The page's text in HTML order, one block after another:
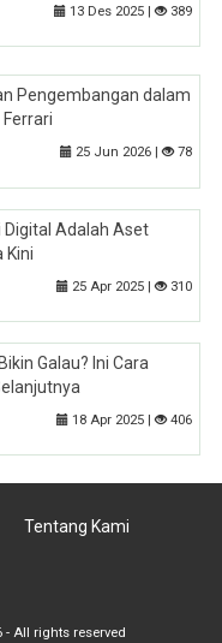
13 Des 2025 | 389
Pengembangan dalam
25 Jun 2026 | 78
Digital Adalah Aset
Kini
25 Apr 2025 | 310
Galau? Ini Cara
18 Apr 2025 | 406
Tentang Kami
- All rights reserved